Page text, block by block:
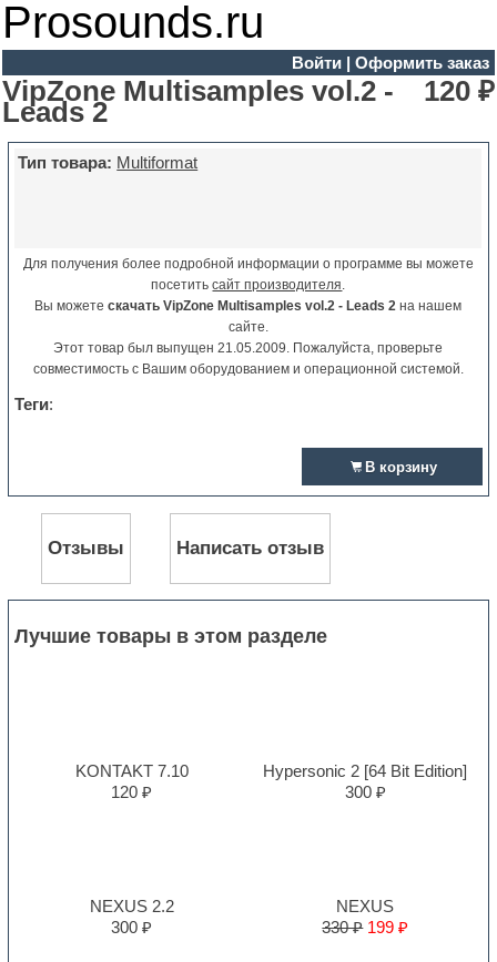
Prosounds.ru
Войти| Оформить заказ
VipZone Multisamples vol.2 -
Leads 2
120 ₽
Тип товара: Multiformat
Для получения более подробной информации о программе вы можете
посетитьсайт производителя.
Вы можетескачать VipZone Multisamples vol.2 - Leads 2 на нашем
сайте.
Этот товар был выпущен 21.05.2009. Пожалуйста, проверьте
совместимость с Вашим оборудованием и операционной системой.
Теги:
В корзину
Отзывы Написать отзыв
Лучшие товары в этом разделе
KONTAKT 7.10
120 ₽
Hypersonic 2 [64 Bit Edition]
300 ₽
NEXUS 2.2
300 ₽
NEXUS
330 ₽ 199 ₽